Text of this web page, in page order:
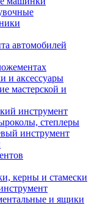
автомобилей
и аксессуары
мастерской и
инструмент
степлеры
инструмент
керны и стамески
и ящики